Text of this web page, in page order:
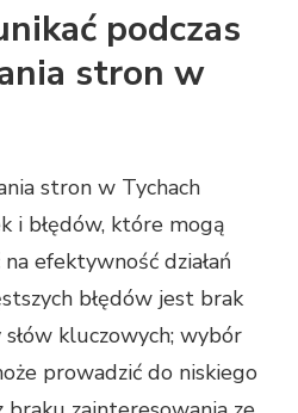
podczas
stron w
stron w Tychach
i błędów, które mogą
efektywność działań
błędów jest brak
kluczowych; wybór
prowadzić do niskiego